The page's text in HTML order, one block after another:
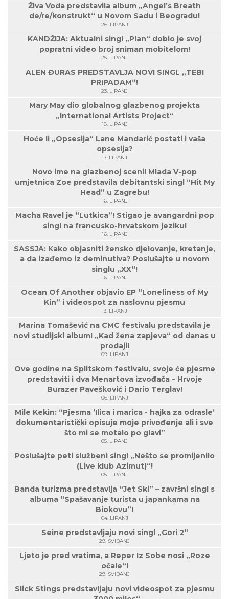
Živa Voda predstavila album „Angel’s Breath
de/re/konstrukt“ u Novom Sadu i Beogradu!
26. LIPANJ
KANDŽIJA: Aktualni singl „Plan“ dobio je svoj
popratni video broj sniman mobitelom!
25. LIPANJ
ALEN ĐURAS PREDSTAVLJA NOVI SINGL „TEBI
PRIPADAM“!
23. LIPANJ
Mary May dio globalnog glazbenog projekta
„International Artists Project“
18. LIPANJ
Hoće li „Opsesija“ Lane Mandarić postati i vaša
opsesija?
17. LIPANJ
Novo ime na glazbenoj sceni! Mlada V-pop
umjetnica Zoe predstavila debitantski singl “Hit My
Head” u Zagrebu!
16. LIPANJ
Macha Ravel je “Lutkica”! Stigao je avangardni pop
singl na francusko-hrvatskom jeziku!
16. LIPANJ
SASSJA: Kako objasniti žensko djelovanje, kretanje,
a da izađemo iz deminutiva? Poslušajte u novom
singlu „XX“!
16. LIPANJ
Ocean Of Another objavio EP “Loneliness of My
Kin” i videospot za naslovnu pjesmu
13. LIPANJ
Marina Tomašević na CMC festivalu predstavila je
novi studijski album! „Kad žena zapjeva“ od danas u
prodaji!
09. LIPANJ
Ove godine na Splitskom festivalu, svoje će pjesme
predstaviti i dva Menartova izvođača – Hrvoje
Burazer Pavešković i Dario Terglav!
06. LIPANJ
Mile Kekin: “Pjesma ’Ilica i marica - hajka za odrasle’
dokumentaristički opisuje moje privođenje ali i sve
što mi se motalo po glavi”
05. LIPANJ
Poslušajte peti službeni singl „Nešto se promijenilo
(Live klub Azimut)“!
05. LIPANJ
Banda turizma predstavlja “Jet Ski” – završni singl s
albuma “Spašavanje turista u japankama na
Biokovu”!
04. LIPANJ
Seine predstavljaju novi singl „Gori 2“
29. SVIBANJ
Ljeto je pred vratima, a Reper Iz Sobe nosi „Roze
očale“!
29. SVIBANJ
Slick Stings predstavljaju novi videospot za pjesmu